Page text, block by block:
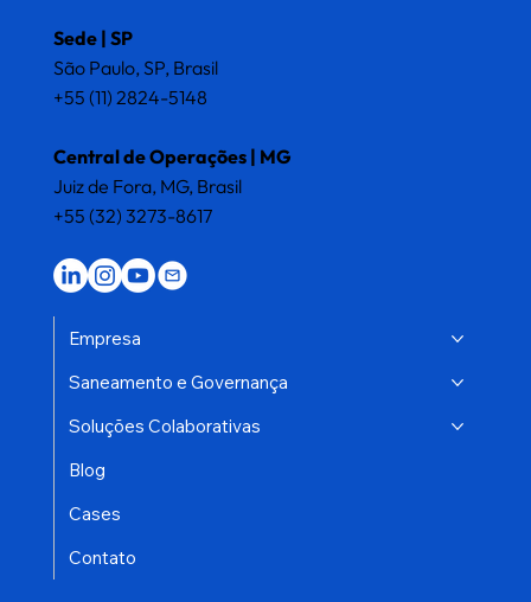
Reforma
Tributária
(CBS e IBS):
Por que o
sucesso da
adequaç...
impacta o cadastro de materiais e
serviços, o papel do cClass Trib, NCM e
será...
Sede | SP
São Paulo, SP, Brasil
+55 (11) 2824-5148
Central de Operações | MG
Juiz de Fora, MG, Brasil
+55 (32) 3273-8617
Empresa
Saneamento e Governança
Soluções Colaborativas
Blog
Cases
Contato